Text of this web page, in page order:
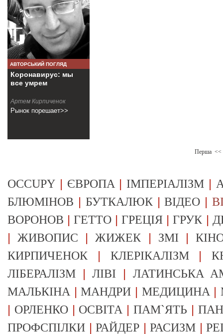
АВТОРСЬКИЙ ПОГЛЯД
Коронавирус: мы
все умрем
Артем Кирпиченок
Рынок порешает>>
Перша <<
OCCUPY | ЄВРОПА | ІМПЕРІАЛІЗМ |
БЛЮМІНОВ | БУТКАЛЮК|ВІДЕО |
ВОРОНОВ |ГЕТТО |ГРЕЦІЯ |ГРУК |
|ЖИВОПИС |ЖИЖЕК | ЗМІ |
КИРПИЧЕНОК | КЛЕРІКАЛІЗМ|
ЛІБЕРАЛІЗМ |ЛІВІ | ЛАТИНСЬКА
МАЛЬКІНА |МАНДРИ | МЕДИЦИНА |
| ОРЛЕНКО| ОСВІТА |ПАМ`ЯТЬ |
ПРОФСПІЛКИ |РАЙДЕР |РАСИЗМ |